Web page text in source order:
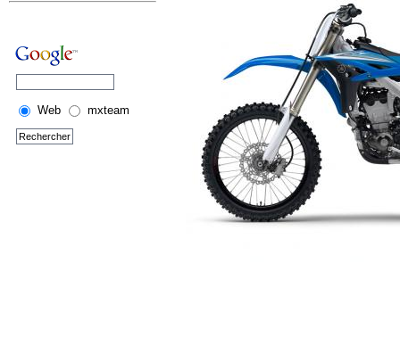
Web mxteam